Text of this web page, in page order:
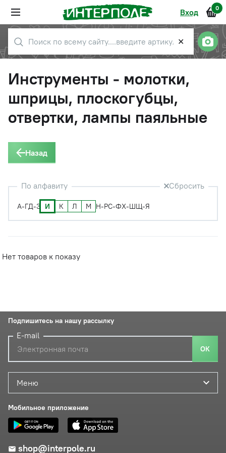
Вход 0
✕
Инструменты - молотки,
шприцы, плоскогубцы,
отвертки, лампы паяльные
Назад
По алфавиту Сбросить
А-ГД-З И К Л М Н-РС-ФХ-ШЩ-Я
Нет товаров к показу
Меню
Мобильное приложение
shop@interpole.ru
Подпишитесь на нашу рассылку
E-mail
ОК